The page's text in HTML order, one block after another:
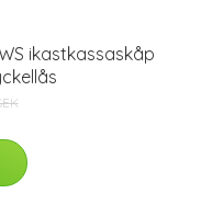
ikastkassaskåp